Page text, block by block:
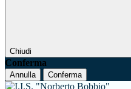
Chiudi
Conferma
Annulla Conferma